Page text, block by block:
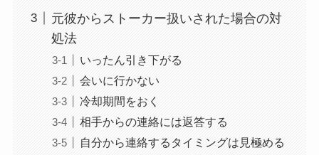
元彼からストーカー扱いされた場合の対
処法
いったん引き下がる
会いに行かない
冷却期間をおく
相手からの連絡には返答する
自分から連絡するタイミングは見極める